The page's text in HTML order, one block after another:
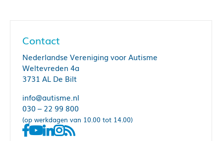
Contact
Nederlandse Vereniging voor Autisme
Weltevreden 4a
3731 AL De Bilt
info@autisme.nl
030 – 22 99 800
(op werkdagen van 10.00 tot 14.00)